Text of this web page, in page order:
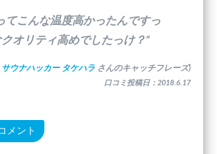
てこんな温度高かったんですっ
オリティ高めでしたっけ？”
サウナハッカー タケハラ さんのキャッチフレーズ)
口コミ投稿日：2018.6.17
メント